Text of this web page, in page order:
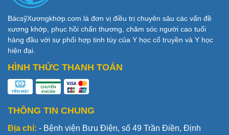
BácsỹXươngkhớp.com là đơn vị điều trị chuyên sâu các vấn đề
xương khớp, phục hồi chấn thương, chăm sóc người cao tuổi
hàng đầu với sự phối hợp tinh túy của Y học cổ truyền và Y học
hiện đại.
HÌNH THỨC THANH TOÁN
THÔNG TIN CHUNG
Địa chỉ: - Bệnh viện Bưu Điện, số 49 Trần Điền, Định